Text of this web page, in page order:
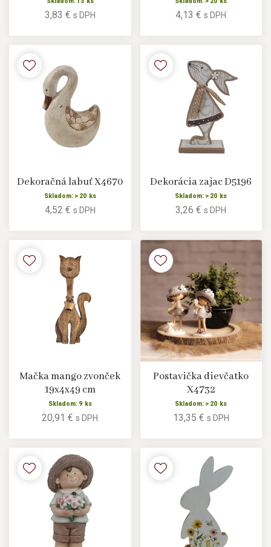
3,83 € s DPH 4,13 €s DPH
Dekoračná labuť X4670
Skladom: > 20 ks
4,52 € s DPH
Dekorácia zajac D5196
Skladom: > 20 ks
3,26 €s DPH
Mačka mango zvonček
19x4x49 cm
Skladom: 9 ks
20,91 €s DPH
Postavička dievčatko
X4732
Skladom: > 20 ks
13,35 € s DPH